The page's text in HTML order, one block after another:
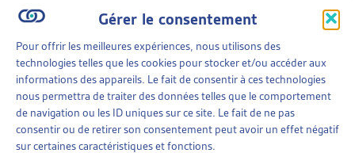
Gérer le consentement
Pour offrir les meilleures expériences, nous utilisons des
technologies telles que les cookies pour stocker et/ou accéder aux
informations des appareils. Le fait de consentir à ces technologies
nous permettra de traiter des données telles que le comportement
de navigation ou les ID uniques sur ce site. Le fait de ne pas
consentir ou de retirer son consentement peut avoir un effet négatif
sur certaines caractéristiques et fonctions.
THÉMATIQUES
GUIDE SOCIAL ROMAND
AUTRES
ARTIAS
L’ASSOCIATION
PROJETS ET ACTIVITÉS
JOURNÉES D’AUTOMNE
A noter que nous ne répondons pas aux messages liés
aux situations personnelles. Adressez-vous en priorité
aux services concernés de votre canton.
Nom